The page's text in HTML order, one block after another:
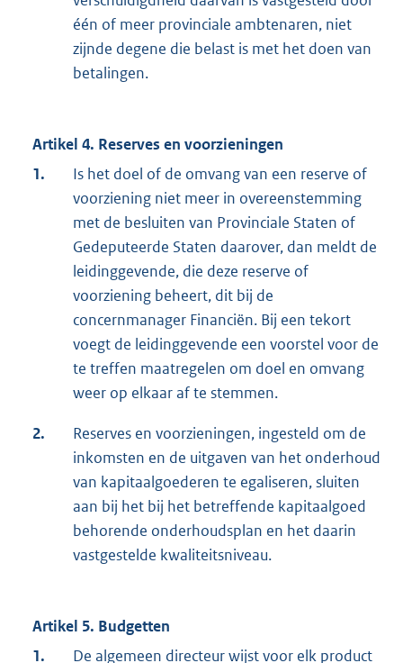
één of meer provinciale ambtenaren, niet
zijnde degene die belast is met het doen van
betalingen.
Artikel 4. Reserves en voorzieningen
1.
Is het doel of de omvang van een reserve of
voorziening niet meer in overeenstemming
met de besluiten van Provinciale Staten of
Gedeputeerde Staten daarover, dan meldt de
leidinggevende, die deze reserve of
voorziening beheert, dit bij de
concernmanager Financiën. Bij een tekort
voegt de leidinggevende een voorstel voor de
te treffen maatregelen om doel en omvang
weer op elkaar af te stemmen.
2.
Reserves en voorzieningen, ingesteld om de
inkomsten en de uitgaven van het onderhoud
van kapitaalgoederen te egaliseren, sluiten
aan bij het bij het betreffende kapitaalgoed
behorende onderhoudsplan en het daarin
vastgestelde kwaliteitsniveau.
Artikel 5. Budgetten
1.
De algemeen directeur wijst voor elk product